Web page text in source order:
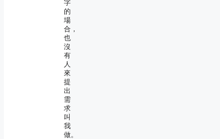
字
的
場
合，
也
沒
有
人
來
提
出
需
求
叫
我
做。